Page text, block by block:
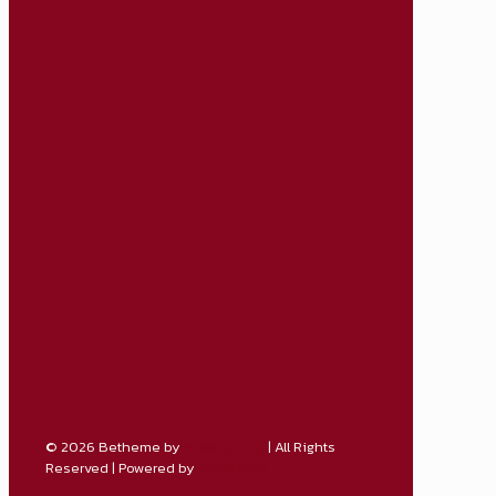
© 2026 Betheme by
| All Rights
Reserved | Powered by